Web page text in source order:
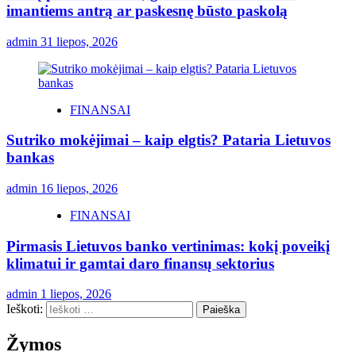
imantiems antrą ar paskesnę būsto paskolą
admin 31 liepos, 2026
FINANSAI
Sutriko mokėjimai – kaip elgtis? Pataria Lietuvos
bankas
admin 16 liepos, 2026
FINANSAI
Pirmasis Lietuvos banko vertinimas: kokį poveikį
klimatui ir gamtai daro finansų sektorius
admin 1 liepos, 2026
Ieškoti:
Žymos